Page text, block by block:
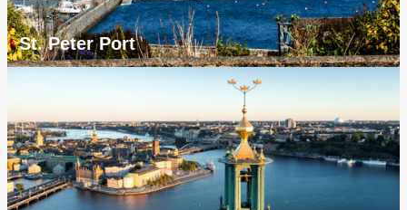
St. Peter Port